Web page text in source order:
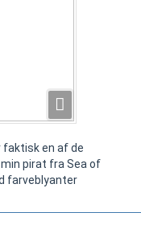
faktisk en af de
pirat fra Sea of
farveblyanter